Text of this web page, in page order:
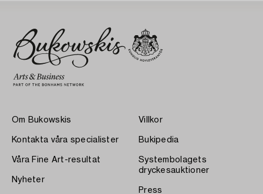
Om Bukowskis
Kontakta våra specialister
Våra Fine Art-resultat
Nyheter
Villkor
Bukipedia
Systembolagets
dryckesauktioner
Press